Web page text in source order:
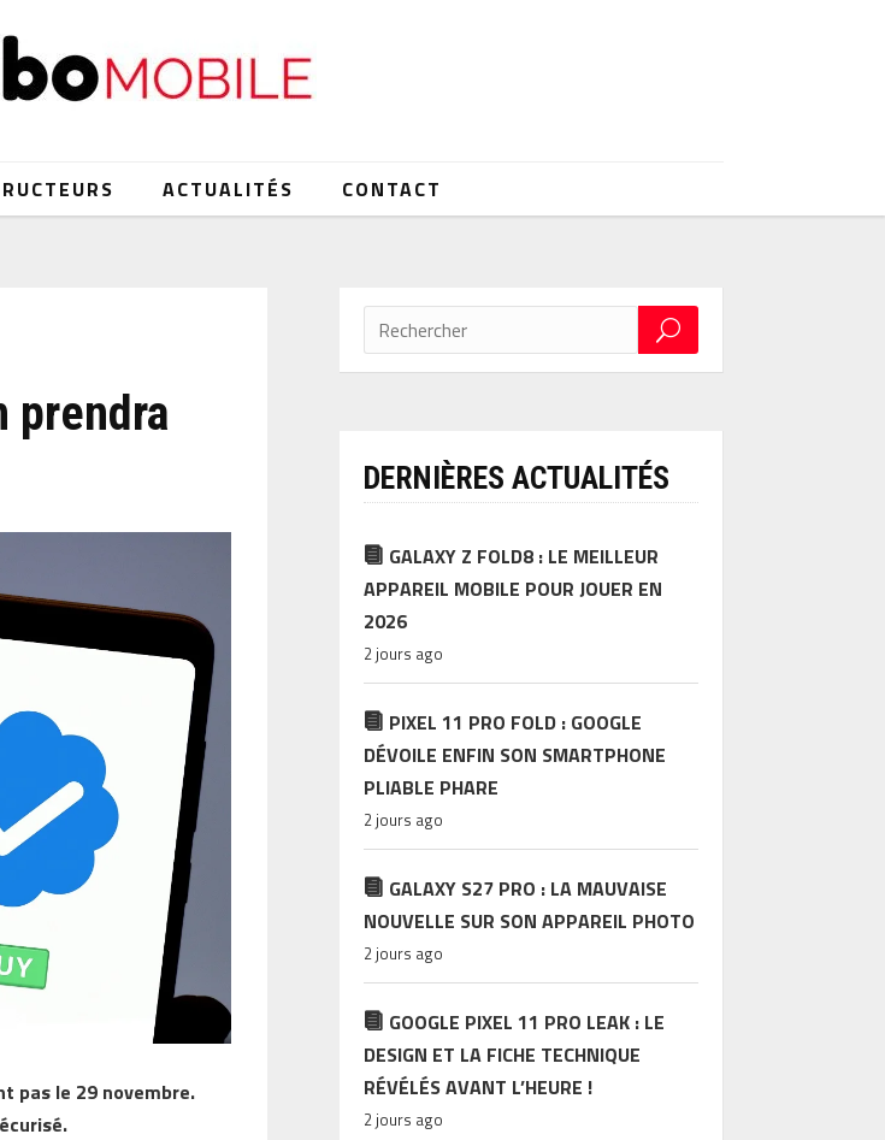
ACTUALITÉS CONTACT
prendra
pas le 29 novembre.
DERNIÈRES ACTUALITÉS
GALAXY Z FOLD8 : LE MEILLEUR
APPAREIL MOBILE POUR JOUER EN
2026
2 jours ago
PIXEL 11 PRO FOLD : GOOGLE
DÉVOILE ENFIN SON SMARTPHONE
PLIABLE PHARE
2 jours ago
GALAXY S27 PRO : LA MAUVAISE
NOUVELLE SUR SON APPAREIL PHOTO
2 jours ago
GOOGLE PIXEL 11 PRO LEAK : LE
DESIGN ET LA FICHE TECHNIQUE
RÉVÉLÉS AVANT L’HEURE !
2 jours ago